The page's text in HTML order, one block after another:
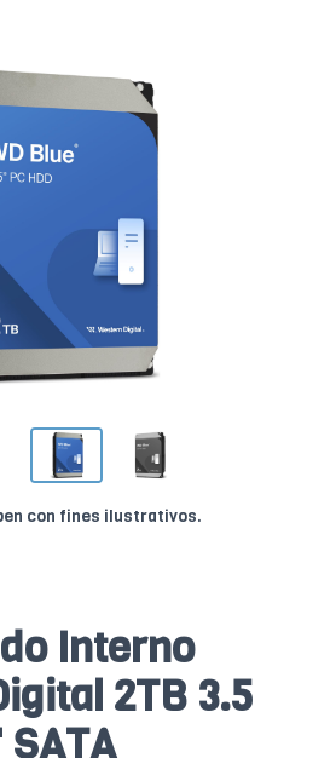
con fines ilustrativos.
Interno
2TB 3.5